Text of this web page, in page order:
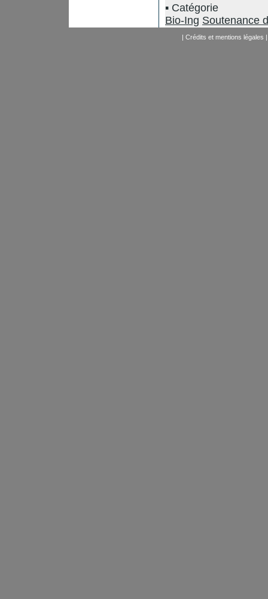
Catégorie
Bio-Ing Soutenance
| Crédits et mentions légales